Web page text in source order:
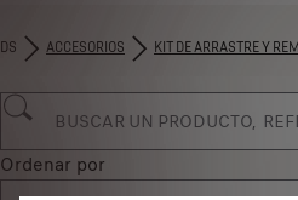
DS ACCESORIOS KIT DE ARRASTRE Y
Ordenar por
Utilizamos cookies y/u otras herramientas
básicas como la seguridad, la gestión de
Herramientas mejoran la usabilidad y el
funciones, como el reconocimiento del